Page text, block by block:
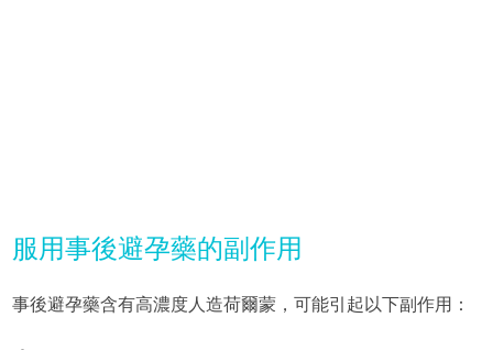
服用事後避孕藥的副作用
事後避孕藥含有高濃度人造荷爾蒙，可能引起以下副作用：